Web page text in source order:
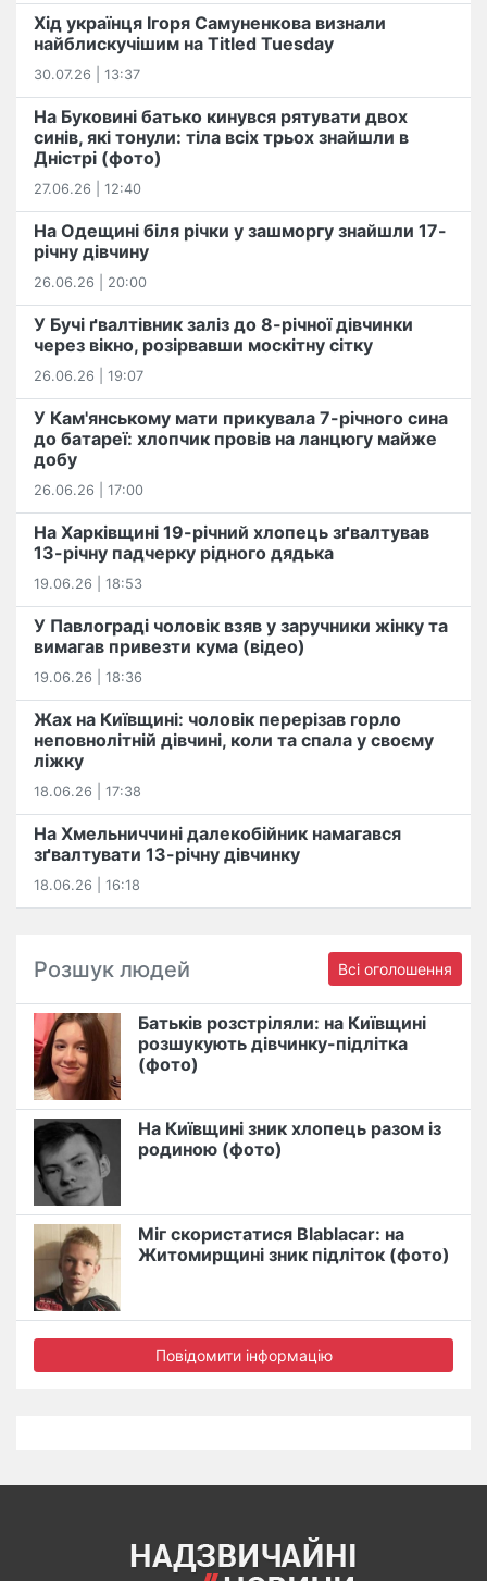
Хід українця Ігоря Самуненкова визнали
найблискучішим на Titled Tuesday
30.07.26 | 13:37
На Буковині батько кинувся рятувати двох
синів, які тонули: тіла всіх трьох знайшли в
Дністрі (фото)
27.06.26 | 12:40
На Одещині біля річки у зашморгу знайшли 17-
річну дівчину
26.06.26 | 20:00
У Бучі ґвалтівник заліз до 8-річної дівчинки
через вікно, розірвавши москітну сітку
26.06.26 | 19:07
У Кам'янському мати прикувала 7-річного сина
до батареї: хлопчик провів на ланцюгу майже
добу
26.06.26 | 17:00
На Харківщині 19-річний хлопець​ ️зґвалтував
13-річну падчерку рідного дядька
19.06.26 | 18:53
У Павлограді чоловік взяв у заручники жінку та
вимагав привезти кума (відео)
19.06.26 | 18:36
Жах на Київщині: чоловік перерізав горло
неповнолітній дівчині, коли та спала у своєму
ліжку
18.06.26 | 17:38
На Хмельниччині далекобійник намагався
зґвалтувати 13-річну дівчинку
18.06.26 | 16:18
Розшук людей Всі оголошення
Батьків розстріляли: на Київщині
розшукують дівчинку-підлітка
(фото)
На Київщині зник хлопець разом із
родиною (фото)
Міг скористатися Blablacar: на
Житомирщині зник підліток (фото)
Повідомити інформацію